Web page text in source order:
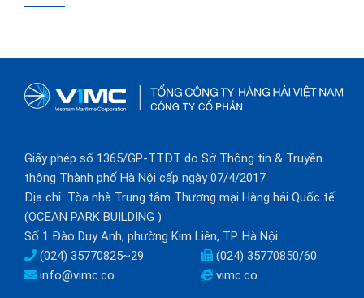
Giấy phép số 1365/GP-TTĐT do Sở Thông tin & Truyền
thông Thành phố Hà Nội cấp ngày 07/4/2017
Địa chỉ: Tòa nhà Trung tâm Thương mại Hàng hải Quốc tế
(OCEAN PARK BUILDING )
Số 1 Đào Duy Anh, phường Kim Liên, TP. Hà Nội.
(024) 35770825~29
(024) 35770850/60
info@vimc.co
vimc.co